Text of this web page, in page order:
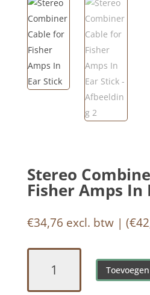
Stereo
Fisher Amps In
€34,76 excl. btw | (€
Combiner